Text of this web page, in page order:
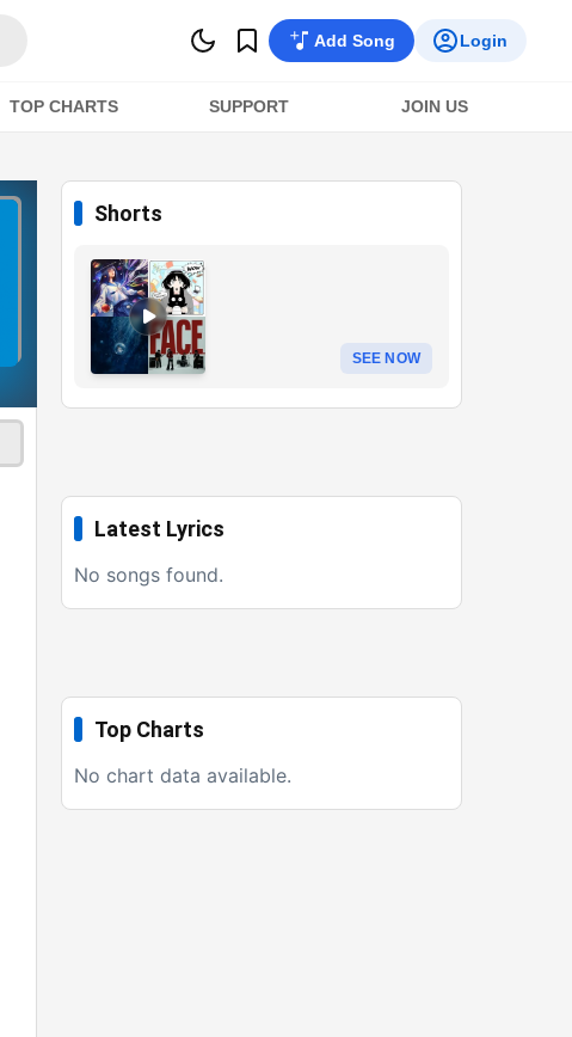
Add Song Login
TOP CHARTS SUPPORT JOIN US
Shorts
SEE NOW
Latest Lyrics
No songs found.
Top Charts
No chart data available.